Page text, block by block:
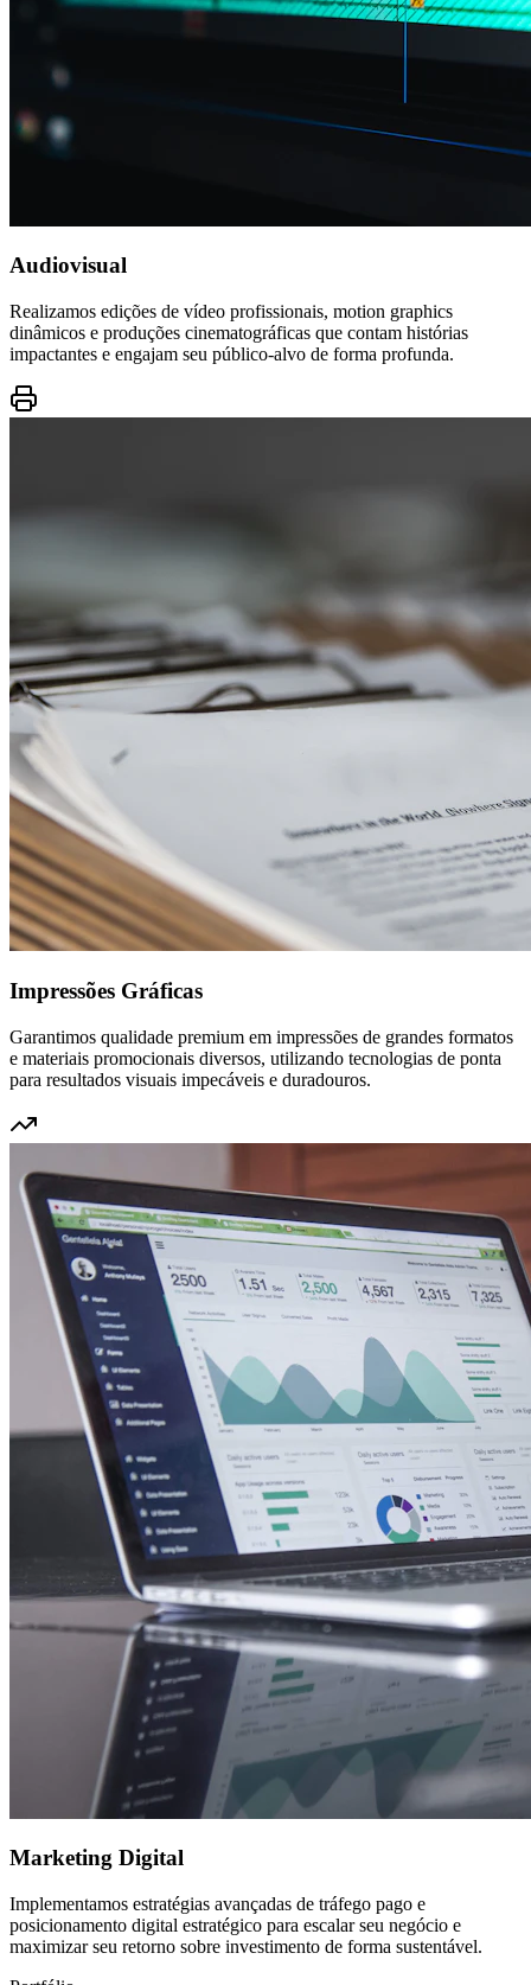
Audiovisual
Realizamos edições de vídeo profissionais, motion graphics
dinâmicos e produções cinematográficas que contam histórias
impactantes e engajam seu público-alvo de forma profunda.
Impressões Gráficas
Garantimos qualidade premium em impressões de grandes formatos
e materiais promocionais diversos, utilizando tecnologias de ponta
para resultados visuais impecáveis e duradouros.
Marketing Digital
Implementamos estratégias avançadas de tráfego pago e
posicionamento digital estratégico para escalar seu negócio e
maximizar seu retorno sobre investimento de forma sustentável.